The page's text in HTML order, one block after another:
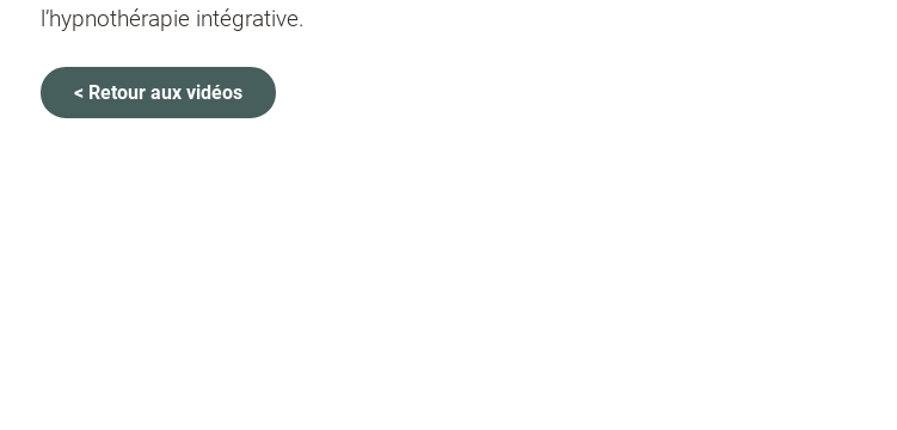
l’hypnothérapie intégrative.
< Retour aux vidéos